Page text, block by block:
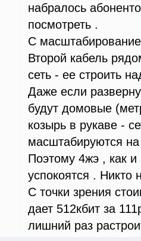
набралось
посмотреть .
С
Второй кабель
сеть - ее строить
Даже если
будут домовые
козырь в рукаве -
масштабируются
Поэтому 4жэ , как и
успокоятся . Никто
С точки зрения
дает 512кбит за
лишний раз